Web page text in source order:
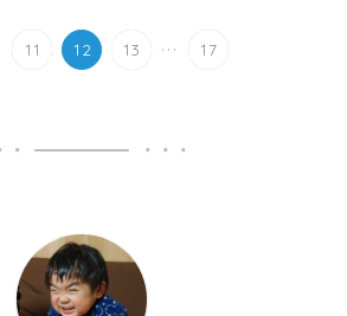
11 12 13 ... 17